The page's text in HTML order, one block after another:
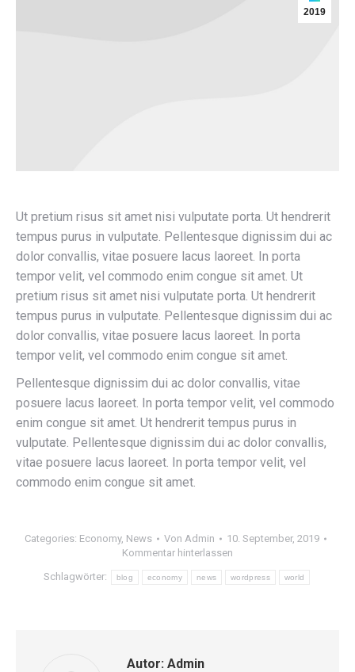
2019
Ut pretium risus sit amet nisi vulputate porta. Ut hendrerit
tempus purus in vulputate. Pellentesque dignissim dui ac
dolor convallis, vitae posuere lacus laoreet. In porta
tempor velit, vel commodo enim congue sit amet. Ut
pretium risus sit amet nisi vulputate porta. Ut hendrerit
tempus purus in vulputate. Pellentesque dignissim dui ac
dolor convallis, vitae posuere lacus laoreet. In porta
tempor velit, vel commodo enim congue sit amet.
Pellentesque dignissim dui ac dolor convallis, vitae
posuere lacus laoreet. In porta tempor velit, vel commodo
enim congue sit amet. Ut hendrerit tempus purus in
vulputate. Pellentesque dignissim dui ac dolor convallis,
vitae posuere lacus laoreet. In porta tempor velit, vel
commodo enim congue sit amet.
Categories: Economy, News Von Admin
10. September, 2019
Kommentar hinterlassen
Schlagwörter: blog economy news wordpress world
Autor: Admin